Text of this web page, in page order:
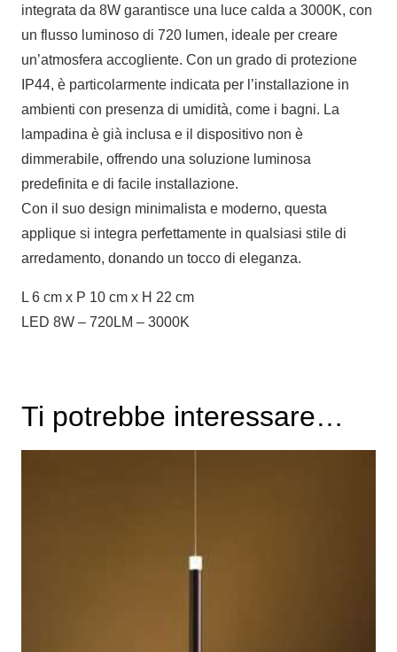
integrata da 8W garantisce una luce calda a 3000K, con
un flusso luminoso di 720 lumen, ideale per creare
un’atmosfera accogliente. Con un grado di protezione
IP44, è particolarmente indicata per l’installazione in
ambienti con presenza di umidità, come i bagni. La
lampadina è già inclusa e il dispositivo non è
dimmerabile, offrendo una soluzione luminosa
predefinita e di facile installazione.
Con il suo design minimalista e moderno, questa
applique si integra perfettamente in qualsiasi stile di
arredamento, donando un tocco di eleganza.
L 6 cm x P 10 cm x H 22 cm
LED 8W – 720LM – 3000K
Ti potrebbe interessare…